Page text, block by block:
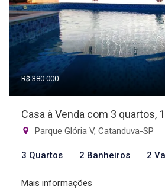
R$ 380.000
Casa à Venda com 3 quartos,
Parque Glória V, Catanduva-SP
3 Quartos 2 Banheiros 2
Mais informações